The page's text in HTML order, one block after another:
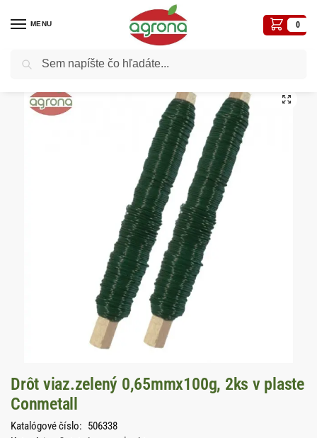
MENU 0
Domov Ostatné nezaradené tovary / Drôt viaz.zelený 0,65mmx100g, 2ks v plaste Conmetall
Drôt viaz.zelený 0,65mmx100g, 2ks v plaste
Conmetall
Katalógové číslo: 506338